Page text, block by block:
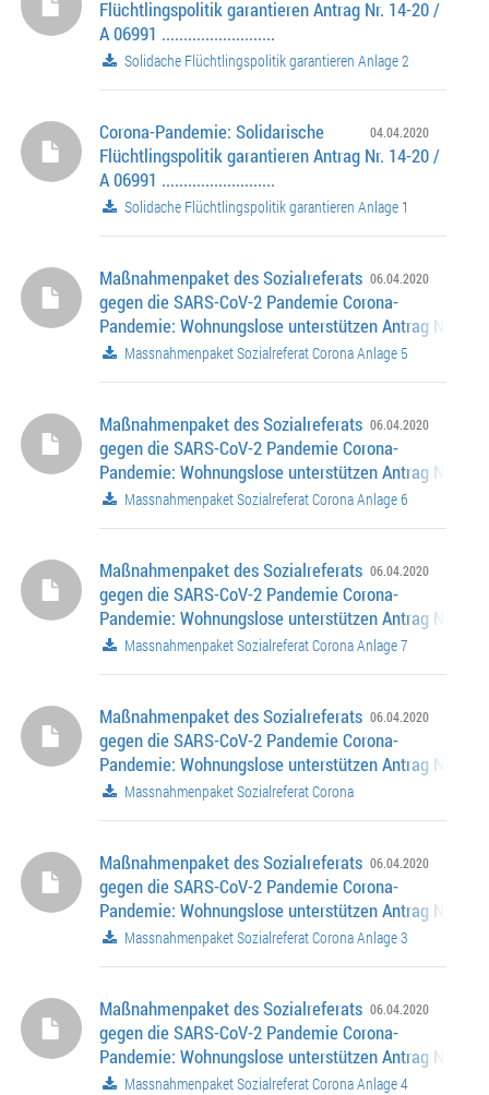
Flüchtlingspolitik garantieren Antrag Nr. 14-20 /
A 06991 ..........................
Solidache Flüchtlingspolitik garantieren Anlage 2
04.04.2020
Corona-Pandemie: Solidarische
Flüchtlingspolitik garantieren Antrag Nr. 14-20 /
A 06991 ..........................
Solidache Flüchtlingspolitik garantieren Anlage 1
06.04.2020
Maßnahmenpaket des Sozialreferats
gegen die SARS-CoV-2 Pandemie Corona-
Pandemie: Wohnungslose unterstützen Antrag Nr. 14-
06995 ........................... Corona-Pandemie: Schnelle
Massnahmenpaket Sozialreferat Corona Anlage 5
06.04.2020
Maßnahmenpaket des Sozialreferats
gegen die SARS-CoV-2 Pandemie Corona-
Pandemie: Wohnungslose unterstützen Antrag Nr. 14-
06995 ........................... Corona-Pandemie: Schnelle
Massnahmenpaket Sozialreferat Corona Anlage 6
06.04.2020
Maßnahmenpaket des Sozialreferats
gegen die SARS-CoV-2 Pandemie Corona-
Pandemie: Wohnungslose unterstützen Antrag Nr. 14-
06995 ........................... Corona-Pandemie: Schnelle
Massnahmenpaket Sozialreferat Corona Anlage 7
06.04.2020
Maßnahmenpaket des Sozialreferats
gegen die SARS-CoV-2 Pandemie Corona-
Pandemie: Wohnungslose unterstützen Antrag Nr. 14-
06995 ........................... Corona-Pandemie: Schnelle
Massnahmenpaket Sozialreferat Corona
06.04.2020
Maßnahmenpaket des Sozialreferats
gegen die SARS-CoV-2 Pandemie Corona-
Pandemie: Wohnungslose unterstützen Antrag Nr. 14-
06995 ........................... Corona-Pandemie: Schnelle
Massnahmenpaket Sozialreferat Corona Anlage 3
06.04.2020
Maßnahmenpaket des Sozialreferats
gegen die SARS-CoV-2 Pandemie Corona-
Pandemie: Wohnungslose unterstützen Antrag Nr. 14-
06995 ........................... Corona-Pandemie: Schnelle
Massnahmenpaket Sozialreferat Corona Anlage 4